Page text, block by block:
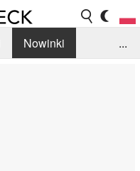
Nowinki
...